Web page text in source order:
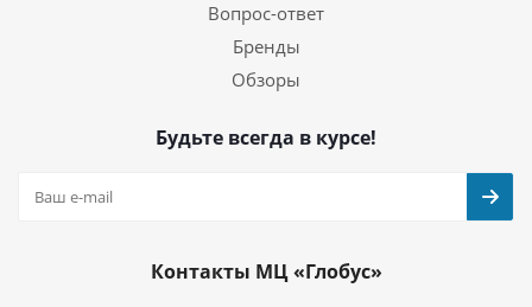
Вопрос-ответ
Бренды
Обзоры
Будьте всегда в курсе!
Контакты МЦ «Глобус»